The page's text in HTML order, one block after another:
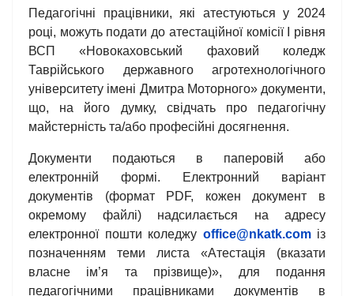
Педагогічні працівники, які атестуються у 2024
році, можуть подати до атестаційної комісії І рівня
ВСП «Новокаховський фаховий коледж
Таврійського державного агротехнологічного
університету імені Дмитра Моторного» документи,
що, на його думку, свідчать про педагогічну
майстерність та/або професійні досягнення.
Документи подаються в паперовій або
електронній формі. Електронний варіант
документів (формат РDF, кожен документ в
окремому файлі) надсилається на адресу
електронної пошти коледжу office@nkatk.comіз
позначенням теми листа «Атестація (вказати
власне ім’я та прізвище)», для подання
педагогічними працівниками документів в